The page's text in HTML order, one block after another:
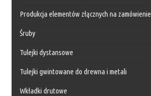
Produkcja elementów złącznych na zamówienie
Śruby
Tulejki dystansowe
Tulejki gwintowane do drewna i metali
Wkładki drutowe